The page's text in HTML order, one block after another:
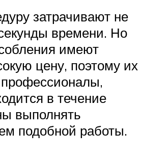
затрачивают не
времени. Но
имеют
цену, поэтому их
в течение
выполнять
подобной работы.